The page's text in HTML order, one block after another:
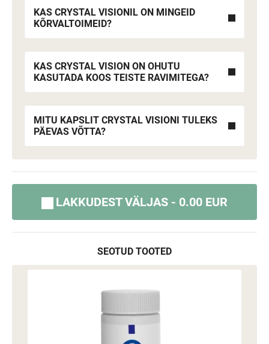
KAS CRYSTAL VISIONIL ON MINGEID
KÕRVALTOIMEID?
KAS CRYSTAL VISION ON OHUTU
KASUTADA KOOS TEISTE RAVIMITEGA?
MITU KAPSLIT CRYSTAL VISIONI TULEKS
PÄEVAS VÕTTA?
LAKKUDEST VÄLJAS - 0.00 EUR
SEOTUD TOOTED